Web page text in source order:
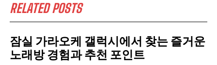
RELATED POSTS
잠실 가라오케 갤럭시에서 찾는 즐거운
노래방 경험과 추천 포인트